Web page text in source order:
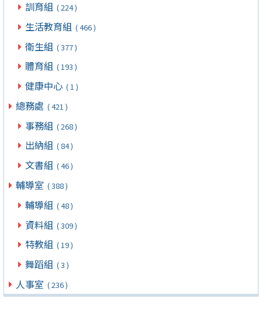
訓育組 ( 224 )
生活教育組 ( 466 )
衛生組 ( 377 )
體育組 ( 193 )
健康中心 ( 1 )
總務處 ( 421 )
事務組 ( 268 )
出納組 ( 84 )
文書組 ( 46 )
輔導室 ( 388 )
輔導組 ( 48 )
資料組 ( 309 )
特教組 ( 19 )
舞蹈組 ( 3 )
人事室 ( 236 )